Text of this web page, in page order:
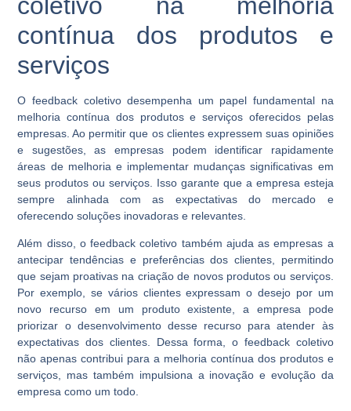
contínua dos produtos e
serviços
O feedback coletivo desempenha um papel fundamental na
melhoria contínua dos produtos e serviços oferecidos pelas
empresas. Ao permitir que os clientes expressem suas opiniões
e sugestões, as empresas podem identificar rapidamente
áreas de melhoria e implementar mudanças significativas em
seus produtos ou serviços. Isso garante que a empresa esteja
sempre alinhada com as expectativas do mercado e
oferecendo soluções inovadoras e relevantes.
Além disso, o feedback coletivo também ajuda as empresas a
antecipar tendências e preferências dos clientes, permitindo
que sejam proativas na criação de novos produtos ou serviços.
Por exemplo, se vários clientes expressam o desejo por um
novo recurso em um produto existente, a empresa pode
priorizar o desenvolvimento desse recurso para atender às
expectativas dos clientes. Dessa forma, o feedback coletivo
não apenas contribui para a melhoria contínua dos produtos e
serviços, mas também impulsiona a inovação e evolução da
empresa como um todo.